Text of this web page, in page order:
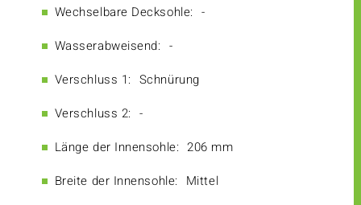
Wechselbare Decksohle: -
Wasserabweisend: -
Verschluss 1: Schnürung
Verschluss 2: -
Länge der Innensohle: 206 mm
Breite der Innensohle: Mittel